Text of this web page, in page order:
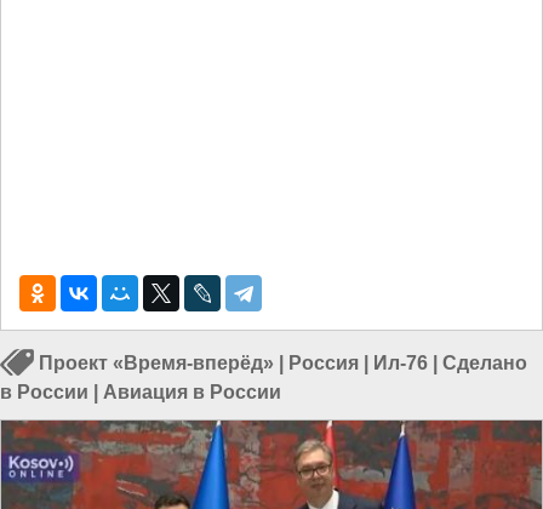
Проект «Время-вперёд» Россия Ил-76
Сделано
в России
Авиация в России